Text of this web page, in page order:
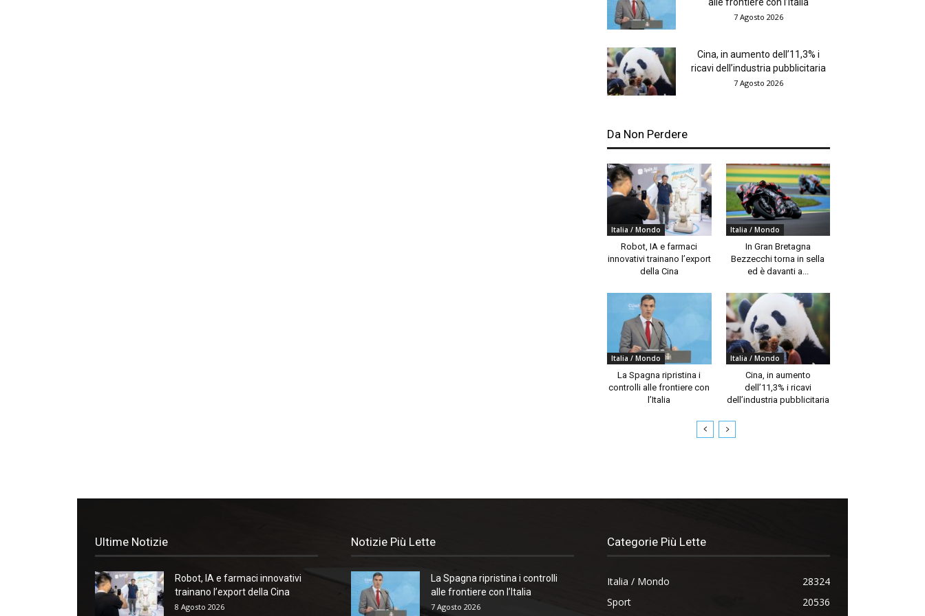
alle frontiere con l’Italia
7 Agosto 2026
Cina, in aumento dell’11,3% i
ricavi dell’industria pubblicitaria
7 Agosto 2026
Da Non Perdere
Italia / Mondo
Robot, IA e farmaci
innovativi trainano l’export
della Cina
Italia / Mondo
In Gran Bretagna
Bezzecchi torna in sella
ed è davanti a...
Italia / Mondo
La Spagna ripristina i
controlli alle frontiere con
l’Italia
Italia / Mondo
Cina, in aumento
dell’11,3% i ricavi
dell’industria pubblicitaria
Ultime Notizie
Robot, IA e farmaci innovativi
trainano l’export della Cina
8 Agosto 2026
Notizie Più Lette
La Spagna ripristina i controlli
alle frontiere con l’Italia
7 Agosto 2026
Categorie Più Lette
Italia / Mondo
28324
Sport
20536